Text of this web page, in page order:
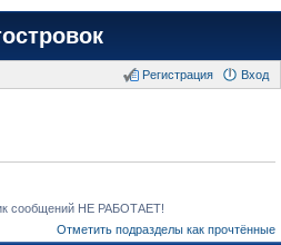
Вход
Регистрация
сообщений НЕ РАБОТАЕТ!
Отметить подразделы как прочтённые